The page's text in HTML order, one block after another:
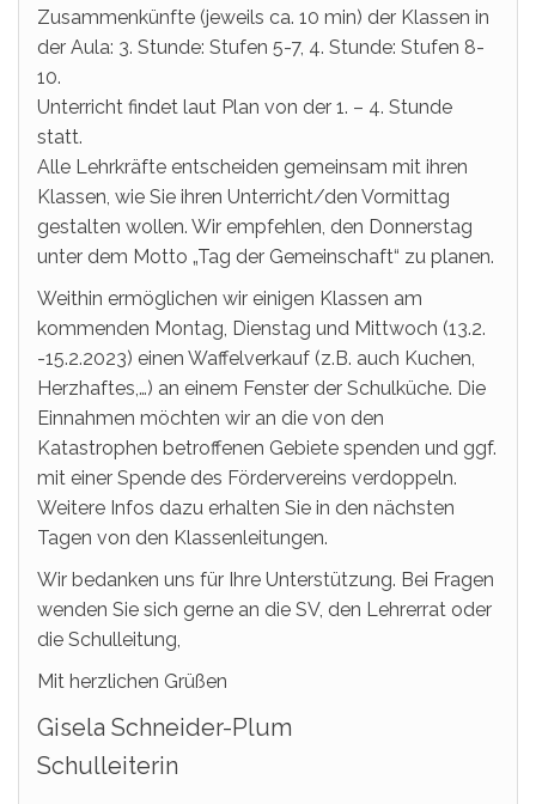
Zusammenkünfte (jeweils ca. 10 min) der Klassen in
der Aula: 3. Stunde: Stufen 5-7, 4. Stunde: Stufen 8-
10.
Unterricht findet laut Plan von der 1. – 4. Stunde
statt.
Alle Lehrkräfte entscheiden gemeinsam mit ihren
Klassen, wie Sie ihren Unterricht/den Vormittag
gestalten wollen. Wir empfehlen, den Donnerstag
unter dem Motto „Tag der Gemeinschaft“ zu planen.
Weithin ermöglichen wir einigen Klassen am
kommenden Montag, Dienstag und Mittwoch (13.2.
-15.2.2023) einen Waffelverkauf (z.B. auch Kuchen,
Herzhaftes,…) an einem Fenster der Schulküche. Die
Einnahmen möchten wir an die von den
Katastrophen betroffenen Gebiete spenden und ggf.
mit einer Spende des Fördervereins verdoppeln.
Weitere Infos dazu erhalten Sie in den nächsten
Tagen von den Klassenleitungen.
Wir bedanken uns für Ihre Unterstützung. Bei Fragen
wenden Sie sich gerne an die SV, den Lehrerrat oder
die Schulleitung,
Mit herzlichen Grüßen
Gisela Schneider-Plum
Schulleiterin